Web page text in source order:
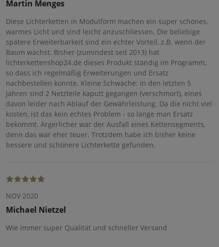
Martin Menges
Diese Lichterketten in Modulform machen ein super schönes,
warmes Licht und sind leicht anzuschliessen. Die beliebige
spätere Erweiterbarkeit sind ein echter Vorteil, z.B. wenn der
Baum wächst. Bisher (zumindest seit 2013) hat
lichterkettenshop24.de dieses Produkt ständig im Programm,
so dass ich regelmäßig Erweiterungen und Ersatz
nachbestellen konnte. Kleine Schwäche: In den letzten 5
Jahren sind 2 Netzteile kaputt gegangen (verschmort), eines
davon leider nach Ablauf der Gewährleistung. Da die nicht viel
kosten, ist das kein echtes Problem - so lange man Ersatz
bekommt. Ärgerlicher war der Ausfall eines Kettensegments,
denn das war eher teuer. Trotzdem habe ich bisher keine
bessere und schönere Lichterkette gefunden.
NOV 2020
Michael Nietzel
Wie immer super Qualität und schneller Versand